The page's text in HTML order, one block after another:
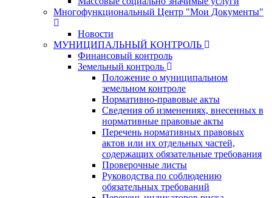
Многофункциональный Центр "Мои Документы"
Новости
МУНИЦИПАЛЬНЫЙ КОНТРОЛЬ
Финансовый контроль
Земельный контроль
Положение о муниципальном
земельном контроле
Нормативно-правовые акты
Сведения об изменениях, внесенных в
нормативные правовые акты
Перечень нормативных правовых
актов или их отдельных частей,
содержащих обязательные требования
Проверочные листы
Руководства по соблюдению
обязательных требований